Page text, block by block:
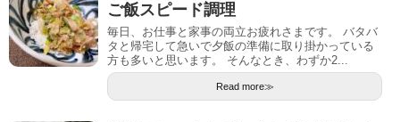
ご飯スピード調理
毎日、お仕事と家事の両立お疲れさまです。 バタバ
タと帰宅して急いで夕飯の準備に取り掛かっている
方も多いと思います。 そんなとき、わずか2...
Read more≫